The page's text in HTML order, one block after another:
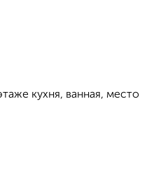
кухня, ванная, место